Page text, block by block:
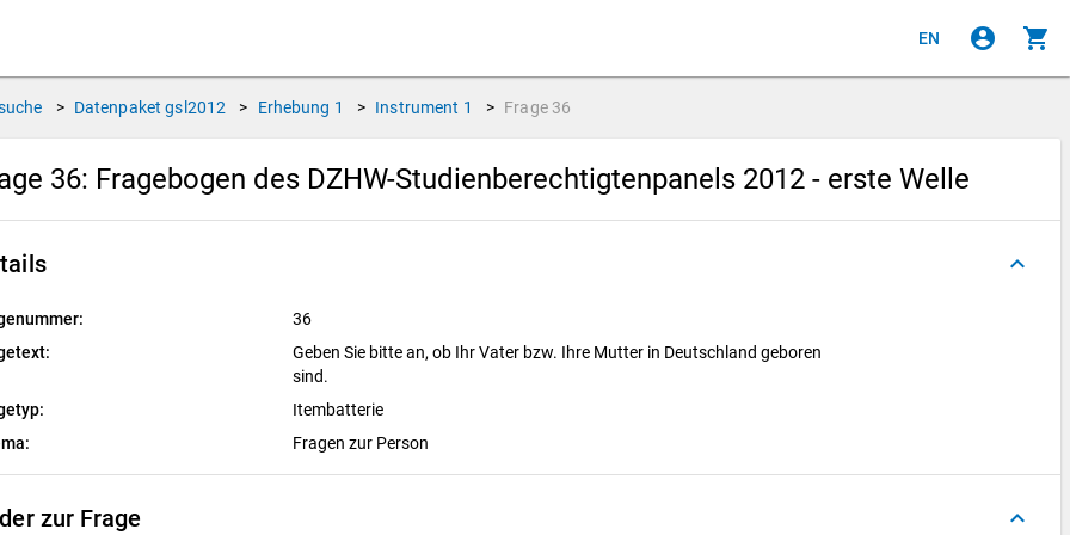
EN account_circle shopping_cart
> Datenpaket gsl2012 > Erhebung 1 > Instrument 1 > Frage 36
36: Fragebogen des DZHW-Studienberechtigtenpanels 2012 - erste Welle
keyboard_arrow_up
36
Geben Sie bitte an, ob Ihr Vater bzw. Ihre Mutter in Deutschland geboren
sind.
Itembatterie
Fragen zur Person
zur Frage keyboard_arrow_up